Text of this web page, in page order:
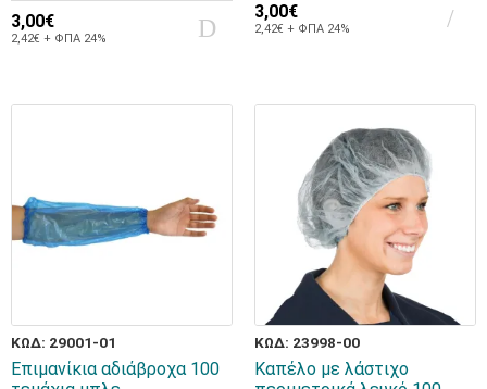
3,00€
2,42€ + ΦΠΑ 24%
3,00€
2,42€ + ΦΠΑ 24%
ΚΩΔ: 29001-01
Επιμανίκια αδιάβροχα 100
ΚΩΔ: 23998-00
Καπέλo με λάστιχο